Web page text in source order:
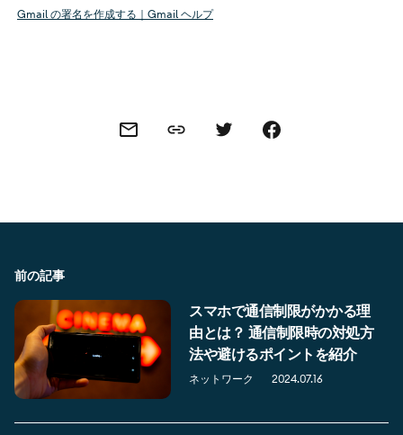
Gmail の署名を作成する｜Gmail ヘルプ
Share this via email
Share this linkShare this via Twitter
Share this on Facebook
前の記事
スマホで通信制限がかかる理
由とは？ 通信制限時の対処方
法や避けるポイントを紹介
ネットワーク 2024.07.16